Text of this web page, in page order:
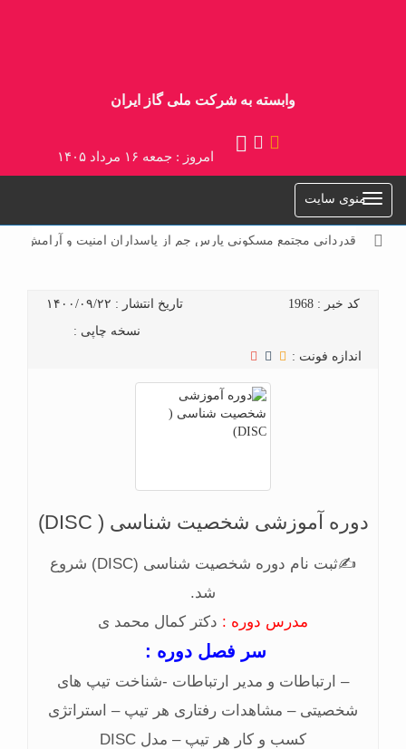
وابسته به شرکت ملی گاز ایران
امروز : جمعه ۱۶ مرداد ۱۴۰۵
منوی سایت
قدردانی مجتمع مسکونی پارس جم از پاسداران امنیت و آرامش
کد خبر : 1968
تاریخ انتشار : ۱۴۰۰/۰۹/۲۲
نسخه چاپی :
اندازه فونت :
دوره آموزشی شخصیت شناسی ( DISC)
✍ثبت نام دوره شخصیت شناسی (DISC) شروع
شد.
مدرس دوره : دکتر کمال محمد ی
سر فصل دوره :
– ارتباطات و مدیر ارتباطات -شناخت تیپ های
شخصیتی – مشاهدات رفتاری هر تیپ – استراتژی
کسب و کار هر تیپ – مدل DISC